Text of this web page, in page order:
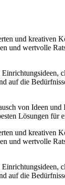
und kreativen
und wertvolle
auf die
von Ideen
Lösungen für
und kreativen
und wertvolle
auf die